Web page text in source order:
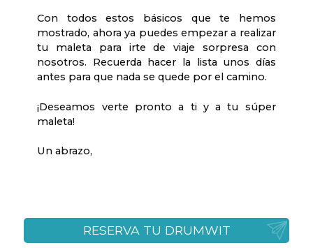
Con todos estos básicos que te hemos
mostrado, ahora ya puedes empezar a realizar
tu maleta para irte de viaje sorpresa con
nosotros. Recuerda hacer la lista unos días
antes para que nada se quede por el camino.
¡Deseamos verte pronto a ti y a tu súper
maleta!
Un abrazo,
RESERVA TU DRUMWIT